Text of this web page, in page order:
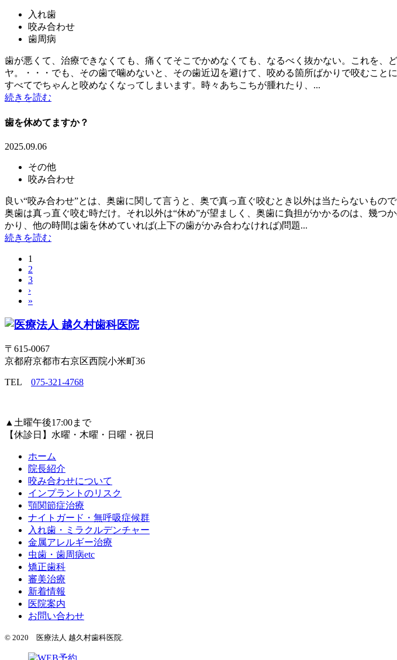
入れ歯
咬み合わせ
歯周病
歯が悪くて、治療できなくても、痛くてそこでかめなくても、なるべく抜かない。これを
ヤ。・・・でも、その歯で噛めないと、その歯近辺を避けて、咬める箇所ばかりで咬むこと
すべてでちゃんと咬めなくなってしまいます。時々あちこちが腫れたり、...
続きを読む
歯を休めてますか？
2025.09.06
その他
咬み合わせ
良い“咬み合わせ”とは、奥歯に関して言うと、奥で真っ直ぐ咬むとき以外は当たらないも
奥歯は真っ直ぐ咬む時だけ。それ以外は“休め”が望ましく、奥歯に負担がかかるのは、幾
かり、他の時間は歯を休めていれば(上下の歯がかみ合わなければ)問題...
続きを読む
1
2
3
›
»
〒615-0067
京都府京都市右京区西院小米町36
TEL 075-321-4768
▲ 土曜午後17:00まで
【休診日】水曜・木曜・日曜・祝日
ホーム
院長紹介
咬み合わせについて
インプラントのリスク
顎関節症治療
ナイトガード・無呼吸症候群
入れ歯・ミラクルデンチャー
金属アレルギー治療
虫歯・歯周病etc
矯正歯科
審美治療
新着情報
医院案内
お問い合わせ
© 2020 医療法人 越久村歯科医院.